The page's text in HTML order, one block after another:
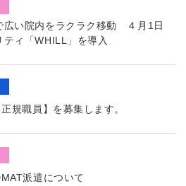
広い院内をラクラク移動 ４月1日
ィ「WHILL」を導入
規職員】を募集します。
派遣について